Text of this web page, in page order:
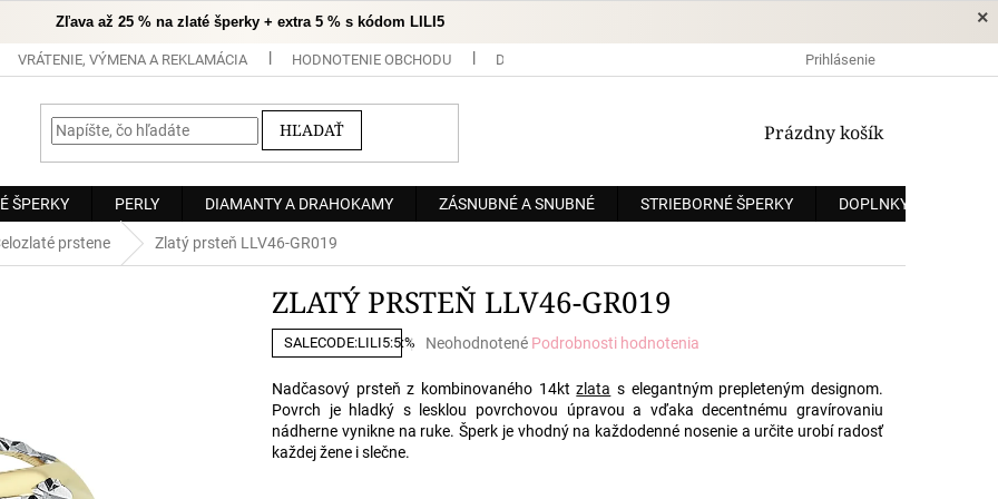
×
Zľava až 25 % na zlaté šperky + extra 5 % s kódom LILI5
VRÁTENIE, VÝMENA A REKLAMÁCIA HODNOTENIE OBCHODU DOPRAVA A PLATBA OCHRANA OSOBNÝCH ÚDAJOV
Prihlásenie
HĽADAŤ
NÁKUPNÝ
Prázdny košík
ŠPERKY PERLY DIAMANTY A DRAHOKAMY ZÁSNUBNÉ A SNUBNÉ STRIEBORNÉ ŠPERKY DOPLNKY
prstene Zlatý prsteň LLV46-GR019
ZLATÝ PRSTEŇ LLV46-GR019
SALECODE:LILI5:5:%
Priemerné
produktu
je
0,0
Neohodnotené Podrobnosti hodnotenia
Nadčasový prsteň z kombinovaného 14ktzlata s elegantným prepleteným designom.
Povrch je hladký s lesklou povrchovou úpravou a vďaka decentnému gravírovaniu
nádherne vynikne na ruke. Šperk je vhodný na každodenné nosenie a určite urobí radosť
každej žene i slečne.